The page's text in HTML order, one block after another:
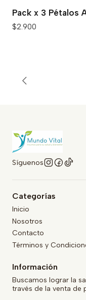
Pack x 3 Pétalos
$2.900
Síguenos
Categorías
Inicio
Nosotros
Contacto
Términos y
Información
Buscamos lograr la
través de la venta de